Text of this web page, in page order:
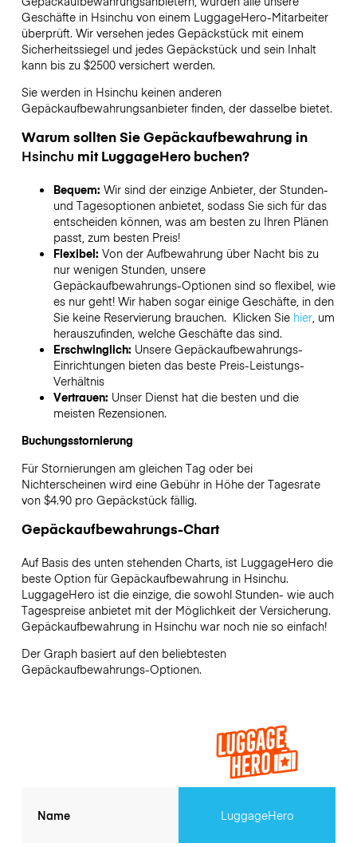
Geschäfte in Hsinchu von einem LuggageHero-Mitarbeiter
überprüft. Wir versehen jedes Gepäckstück mit einem
Sicherheitssiegel und jedes Gepäckstück und sein Inhalt
kann bis zu $2500versichert werden.
Sie werden in Hsinchu keinen anderen
Gepäckaufbewahrungsanbieter finden, der dasselbe bietet.
Warum sollten Sie Gepäckaufbewahrung in
Hsinchu mit LuggageHero buchen?
Bequem: Wir sind der einzige Anbieter, der Stunden-
und Tagesoptionen anbietet, sodass Sie sich für das
entscheiden können, was am besten zu Ihren Plänen
passt, zum besten Preis!
Flexibel: Von der Aufbewahrung über Nacht bis zu
nur wenigen Stunden, unsere
Gepäckaufbewahrungs-Optionen sind so flexibel, wie
es nur geht! Wir haben sogar einige Geschäfte, in den
Sie keine Reservierung brauchen. Klicken Sie hier, um
herauszufinden, welche Geschäfte das sind.
Erschwinglich: Unsere Gepäckaufbewahrungs-
Einrichtungen bieten das beste Preis-Leistungs-
Verhältnis
Vertrauen: Unser Dienst hat die besten und die
meisten Rezensionen.
Buchungsstornierung
Für Stornierungen am gleichen Tag oder bei
Nichterscheinen wird eine Gebühr in Höhe der Tagesrate
von $4.90 pro Gepäckstück fällig.
Gepäckaufbewahrungs-Chart
Auf Basis des unten stehenden Charts, ist LuggageHero die
beste Option für Gepäckaufbewahrung in Hsinchu.
LuggageHero ist die einzige, die sowohl Stunden- wie auch
Tagespreise anbietet mit der Möglichkeit der Versicherung.
Gepäckaufbewahrung in Hsinchu war noch nie so einfach!
Der Graph basiert auf den beliebtesten
Gepäckaufbewahrungs-Optionen.
Name LuggageHero